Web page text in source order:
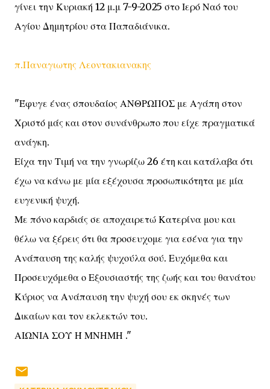
γίνει την Κυριακή 12 μ.μ 7-9-2025 στο Ιερό Ναό του
Αγίου Δημητρίου στα Παπαδιάνικα.
π.Παναγιωτης Λεοντακιανακης
"Έφυγε ένας σπουδαίος ΑΝΘΡΩΠΟΣ με Αγάπη στον
Χριστό μάς και στον συνάνθρωπο που είχε πραγματικά
ανάγκη.
Είχα την Τιμή να την γνωρίζω 26 έτη και κατάλαβα ότι
έχω να κάνω με μία εξέχουσα προσωπικότητα με μία
ευγενική ψυχή.
Με πόνο καρδιάς σε αποχαιρετώ Κατερίνα μου και
θέλω να ξέρεις ότι θα προσευχομε για εσένα για την
Ανάπαυση της καλής ψυχούλα σού. Ευχόμεθα και
Προσευχόμεθα ο Εξουσιαστής της ζωής και του θανάτου
Κύριος να Ανάπαυση την ψυχή σου εκ σκηνές των
Δικαίων και τον εκλεκτών του.
ΑΙΩΝΙΑ ΣΟΥ Ή ΜΝΗΜΗ ."